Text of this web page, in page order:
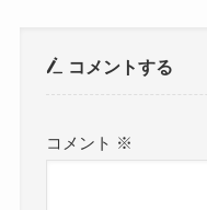
コメントする
コメント ※